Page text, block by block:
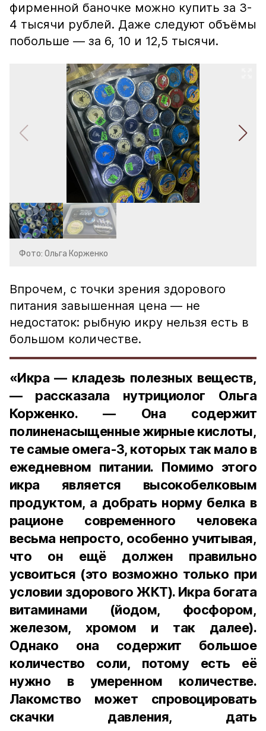
фирменной баночке можно купить за 3-
4 тысячи рублей. Даже следуют объёмы
побольше — за 6, 10 и 12,5 тысячи.
Фото: Ольга Корженко
Впрочем, с точки зрения здорового
питания завышенная цена — не
недостаток: рыбную икру нельзя есть в
большом количестве.
«Икра — кладезь полезных веществ,
— рассказала нутрициолог Ольга
Корженко. — Она содержит
полиненасыщенные жирные кислоты,
те самые омега-3, которых так мало в
ежедневном питании. Помимо этого
икра является высокобелковым
продуктом, а добрать норму белка в
рационе современного человека
весьма непросто, особенно учитывая,
что он ещё должен правильно
усвоиться (это возможно только при
условии здорового ЖКТ). Икра богата
витаминами (йодом, фосфором,
железом, хромом и так далее).
Однако она содержит большое
количество соли, потому есть её
нужно в умеренном количестве.
Лакомство может спровоцировать
скачки давления, дать